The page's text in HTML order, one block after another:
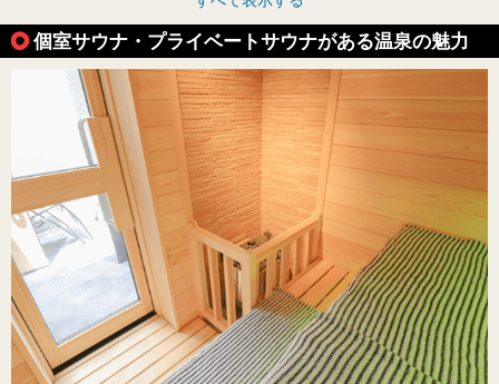
個室サウナ・プライベートサウナがある温泉の魅力